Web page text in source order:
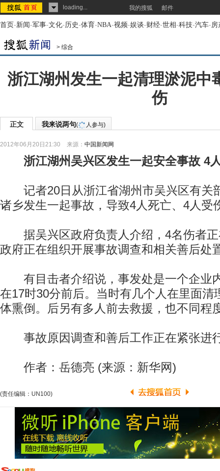
loading... 我的搜狐 邮件
首页-新闻-军事-文化-历史-体育-NBA-视频-娱谈-财经-世相-科技-汽车-房
> 综合
浙江湖州发生一起清理淤泥中
伤
正文 我来说两句( 人参与)
2012年06月20日21:30 来源： 中国新闻网
浙江湖州吴兴区发生一起安全事故 4
记者20日从浙江省湖州市吴兴区有关
诸乡发生一起事故，导致4人死亡、4人受
据吴兴区政府负责人介绍，4名伤者正
政府正在组织开展事故调查和相关善后处
有目击者介绍说，事发处是一个企业
在17时30分前后。当时有几个人在里面清
体熏倒。后另有多人前去救援，也不同程
事故原因调查和善后工作正在紧张进
作者：岳德亮 (来源：新华网)
(责任编辑：UN100)